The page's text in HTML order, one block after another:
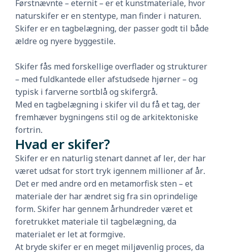
Førstnævnte – eternit – er et kunstmateriale, hvor
naturskifer er en stentype, man finder i naturen.
Skifer er en tagbelægning, der passer godt til både
ældre og nyere byggestile.
Skifer fås med forskellige overflader og strukturer
– med fuldkantede eller afstudsede hjørner – og
typisk i farverne sortblå og skifergrå.
Med en tagbelægning i skifer vil du få et tag, der
fremhæver bygningens stil og de arkitektoniske
fortrin.
Hvad er skifer?
Skifer er en naturlig stenart dannet af ler, der har
været udsat for stort tryk igennem millioner af år.
Det er med andre ord en metamorfisk sten – et
materiale der har ændret sig fra sin oprindelige
form. Skifer har gennem århundreder været et
foretrukket materiale til tagbelægning, da
materialet er let at formgive.
At bryde skifer er en meget miljøvenlig proces, da